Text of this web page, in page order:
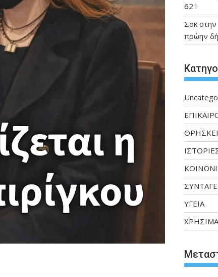
62 !
Σοκ
πρώην
ΥΓΕΙΑ
ΧΡΗΣΙΜΑ